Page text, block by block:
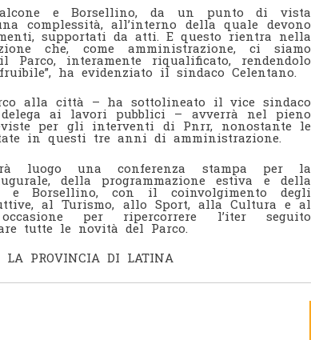
e Borsellino, da un punto di vista
complessità, all’interno della quale devono
supportati da atti. E questo rientra nella
che, come amministrazione, ci siamo
interamente riqualificato, rendendolo
ha evidenziato il sindaco Celentano.
alla città – ha sottolineato il vice sindaco
delega ai lavori pubblici – avverrà nel pieno
per gli interventi di Pnrr, nonostante le
in questi tre anni di amministrazione.
luogo una conferenza stampa per la
della programmazione estiva e della
e Borsellino, con il coinvolgimento degli
al Turismo, allo Sport, alla Cultura e al
per ripercorrere l’iter seguito
tutte le novità del Parco.
PROVINCIA DI LATINA